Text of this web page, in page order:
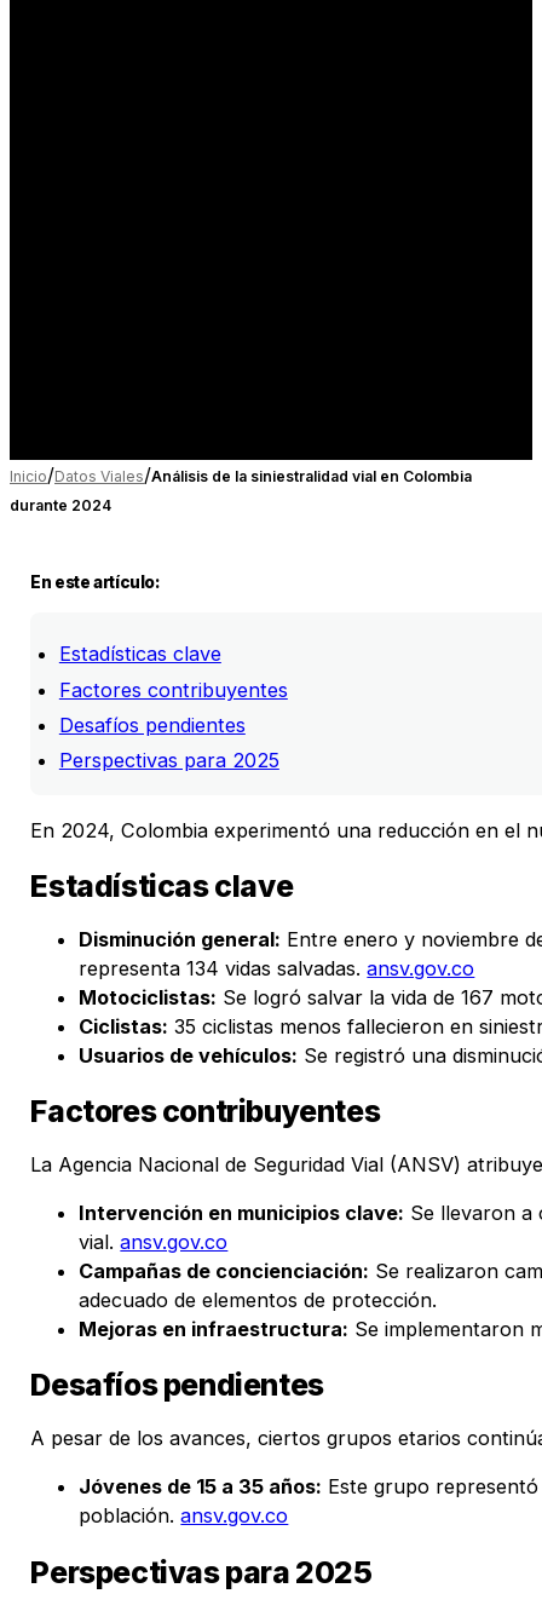
Inicio/Datos Viales/Análisis de la siniestralidad vial en Colombia
durante 2024
En este artículo:
Estadísticas clave
Factores contribuyentes
Desafíos pendientes
Perspectivas para 2025
En 2024, Colombia experimentó una reducción en el
Estadísticas clave
Disminución general: Entre enero y noviembre
representa 134 vidas salvadas.ansv.gov.co
Motociclistas: Se logró salvar la vida de 167
Ciclistas: 35 ciclistas menos fallecieron en
Usuarios de vehículos: Se registró una
Factores contribuyentes
La Agencia Nacional de Seguridad Vial (ANSV)
Intervención en municipios clave: Se llevaron a
vial.ansv.gov.co
Campañas de concienciación: Se realizaron
adecuado de elementos de protección.
Mejoras en infraestructura: Se implementaron
Desafíos pendientes
A pesar de los avances, ciertos grupos etarios
Jóvenes de 15 a 35 años: Este grupo
población.ansv.gov.co
Perspectivas para 2025